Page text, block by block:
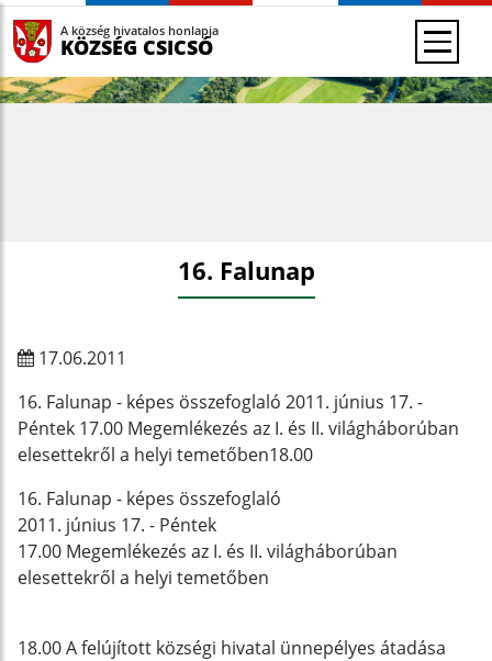
A község hivatalos honlapja
KÖZSÉG CSICSÓ
16. Falunap
17.06.2011
16. Falunap - képes összefoglaló 2011. június 17. -
Péntek 17.00 Megemlékezés az I. és II. világháborúban
elesettekről a helyi temetőben18.00
16. Falunap - képes összefoglaló
2011. június 17. - Péntek
17.00 Megemlékezés az I. és II. világháborúban
elesettekről a helyi temetőben
18.00 A felújított községi hivatal ünnepélyes átadása